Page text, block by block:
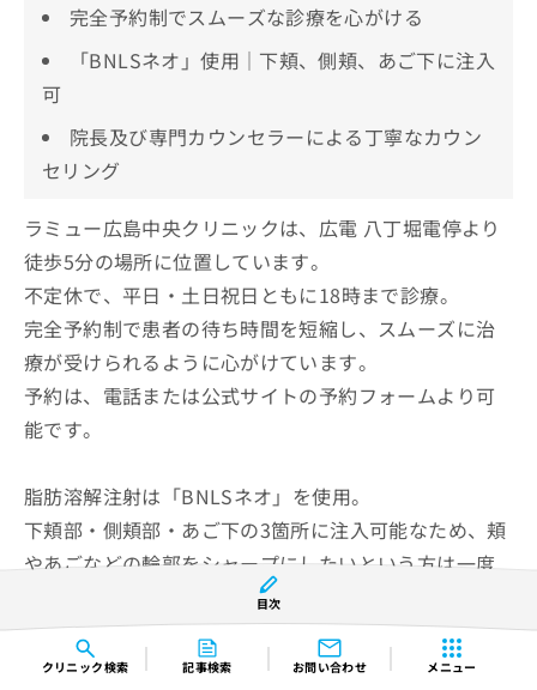
クリニック検索 記事検索 お問い合わせ メニュー
完全予約制でスムーズな診療を心がける
「BNLSネオ」使用｜下頬、側頬、あご下に注入
可
院長及び専門カウンセラーによる丁寧なカウン
セリング
ラミュー広島中央クリニックは、広電 八丁堀電停より
徒歩5分の場所に位置しています。
不定休で、平日・土日祝日ともに18時まで診療。
完全予約制で患者の待ち時間を短縮し、スムーズに治
療が受けられるように心がけています。
予約は、電話または公式サイトの予約フォームより可
能です。
脂肪溶解注射は「BNLSネオ」を使用。
下頬部・側頬部・あご下の3箇所に注入可能なため、頬
やあごなどの輪郭をシャープにしたいという方は一度
相談してみてはいかがでしょうか。
施術時間は5～10分程度と短時間で、痛みやダウンタイ
ムにも配慮しています。
目次